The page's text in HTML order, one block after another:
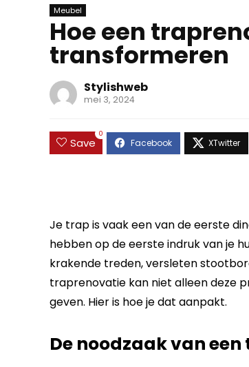
Meubel
Hoe een
transformeren
Stylishweb
mei 3, 2024
Save
0
Je trap is vaak een van de eerste
hebben op de eerste indruk van je
krakende treden, versleten
traprenovatie kan niet alleen deze
geven. Hier is hoe je dat aanpakt.
De noodzaak van